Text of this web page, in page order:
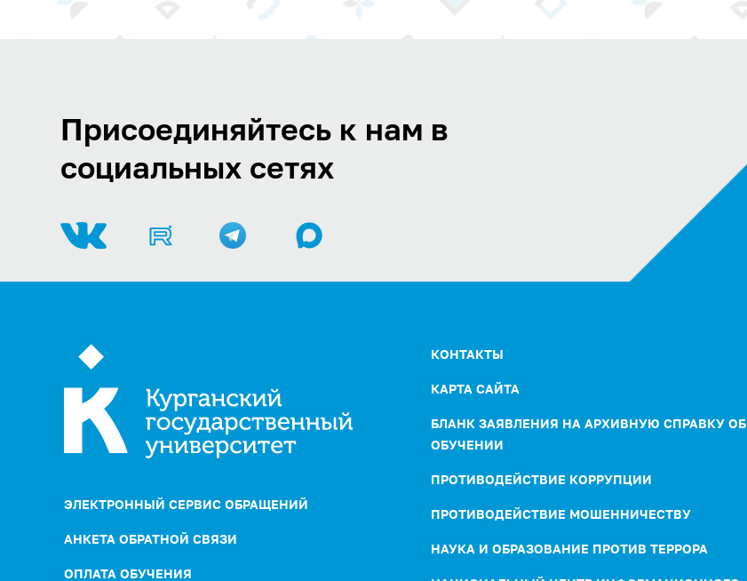
Присоединяйтесь к нам в
социальных сетях
ЭЛЕКТРОННЫЙ СЕРВИС ОБРАЩЕНИЙ
АНКЕТА ОБРАТНОЙ СВЯЗИ
ОПЛАТА ОБУЧЕНИЯ
КОНТАКТЫ
КАРТА САЙТА
БЛАНК ЗАЯВЛЕНИЯ НА АРХИВНУЮ СПРАВКУ ОБ
ОБУЧЕНИИ
ПРОТИВОДЕЙСТВИЕ КОРРУПЦИИ
ПРОТИВОДЕЙСТВИЕ МОШЕННИЧЕСТВУ
НАУКА И ОБРАЗОВАНИЕ ПРОТИВ ТЕРРОРА